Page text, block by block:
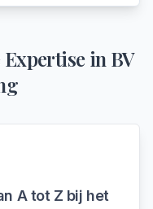
Expertise in BV
A tot Z bij het